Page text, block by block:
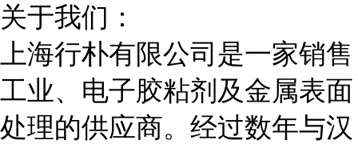
关于我们：
上海行朴有限公司是一家销售
工业、电子胶粘剂及金属表面
处理的供应商。经过数年与汉